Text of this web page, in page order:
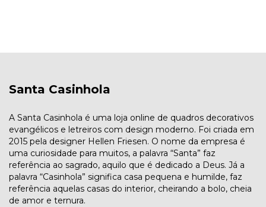
Santa Casinhola
A Santa Casinhola é uma loja online de quadros decorativos
evangélicos e letreiros com design moderno. Foi criada em
2015 pela designer Hellen Friesen. O nome da empresa é
uma curiosidade para muitos, a palavra “Santa” faz
referência ao sagrado, aquilo que é dedicado a Deus. Já a
palavra “Casinhola” significa casa pequena e humilde, faz
referência aquelas casas do interior, cheirando a bolo, cheia
de amor e ternura.